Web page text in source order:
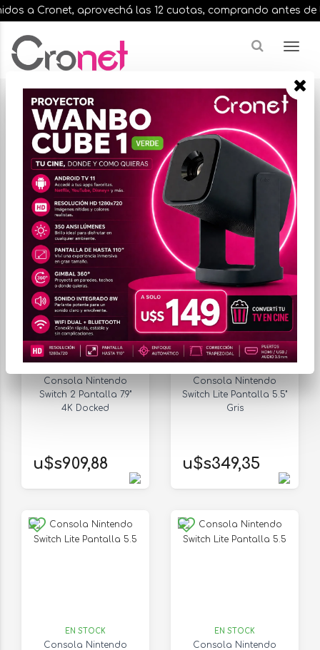
a Cronet, aprovechá las 12 cuotas, comprando antes de las
Resultados para "consolas de juegos"
¿Buscas una marca en especial?
FILTRAR ORDENAR POR PRECIO
Consola Nintendo
Switch 2 Pantalla 7.9"
4K Docked
u$s909,88
Consola Nintendo
Switch Lite Pantalla 5.5"
Gris
u$s349,35
EN STOCK
Consola Nintendo
EN STOCK
Consola Nintendo